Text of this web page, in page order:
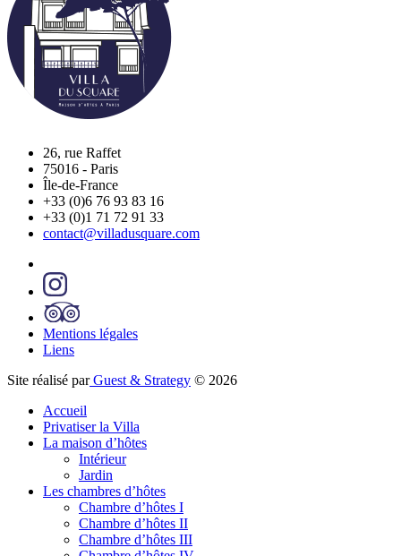
26, rue Raffet
75016 - Paris
Île-de-France
+33 (0)6 76 93 83 16
+33 (0)1 71 72 91 33
contact@villadusquare.com
Mentions légales
Liens
Site réalisé parGuest & Strategy © 2026
Accueil
Privatiser la Villa
La maison d’hôtes
Intérieur
Jardin
Les chambres d’hôtes
Chambre d’hôtes I
Chambre d’hôtes II
Chambre d’hôtes III